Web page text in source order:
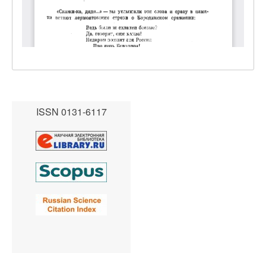
ISSN 0131-6117